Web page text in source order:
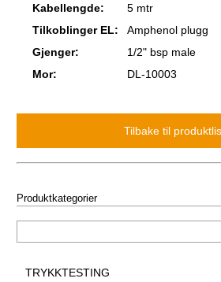
Kabellengde:
5 mtr
Tilkoblinger EL:
Amphenol plugg
Gjenger:
1/2" bsp male
Mor:
DL-10003
Produktkategorier
TRYKKTESTING